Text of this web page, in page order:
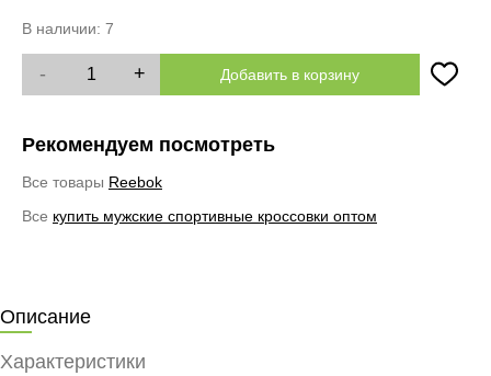
В наличии: 7
- + Добавить в корзину
Рекомендуем посмотреть
Все товары Reebok
Все купить мужские спортивные кроссовки оптом
Описание
Характеристики